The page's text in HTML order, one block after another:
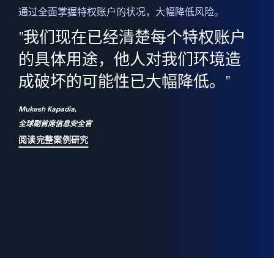
通过全面掌握特权账户的状况，大幅降低风险。
"我们现在已经清楚每个特权账户
的具体用途，他人对我们环境造
成破坏的可能性已大幅降低。"
Mukesh Kapadia,
全球副首席信息安全官
阅读完整案例研究